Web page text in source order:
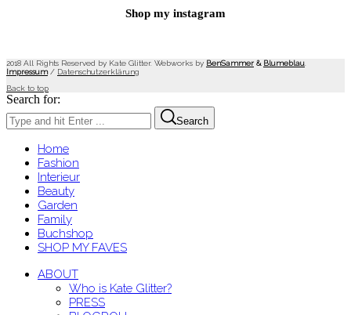
Shop my instagram
2018 All Rights Reserved by Kate Glitter. Webworks by BenSammer & Blumeblau.
Impressum/ Datenschutzerklärung
Back to top
Search for:
Search
Home
Fashion
Interieur
Beauty
Garden
Family
Buchshop
SHOP MY FAVES
ABOUT
Who is Kate Glitter?
PRESS